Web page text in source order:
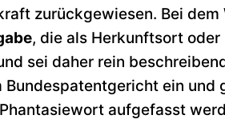
zurückgewiesen. Bei
, die als Herkunftsort
sei daher rein
Bundespatentgericht ein und
aufgefasst